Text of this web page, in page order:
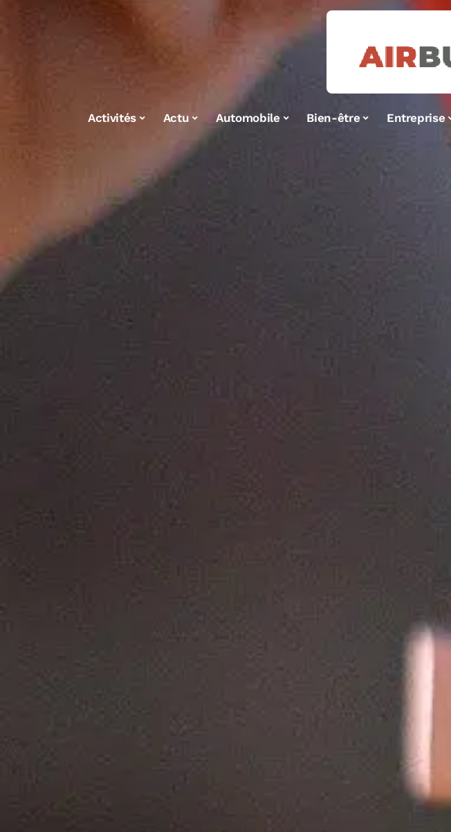
Activités Actu Automobile Bien-être Entreprise